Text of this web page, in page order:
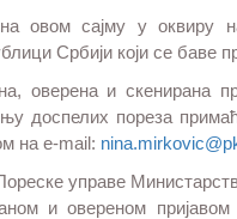
овом сајму у оквиру
Србији који се
оверена и скенирана
доспелих пореза
на e-mail:
управе
и овереном